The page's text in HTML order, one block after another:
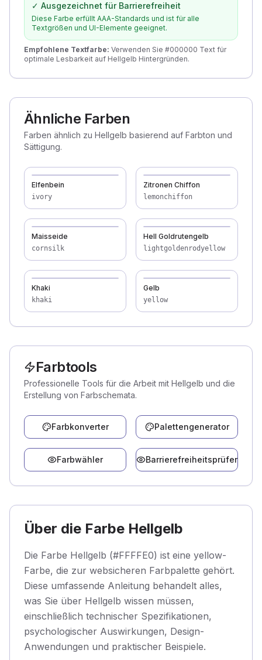
✓ Ausgezeichnet für Barrierefreiheit
Diese Farbe erfüllt AAA-Standards und ist für alle
Textgrößen und UI-Elemente geeignet.
Empfohlene Textfarbe: Verwenden Sie #000000 Text für
optimale Lesbarkeit auf Hellgelb Hintergründen.
Ähnliche Farben
Farben ähnlich zu Hellgelb basierend auf Farbton und
Sättigung.
Elfenbein
ivory
Zitronen Chiffon
lemonchiffon
Maisseide
cornsilk
Hell Goldrutengelb
lightgoldenrodyellow
Khaki
khaki
Gelb
yellow
Farbtools
Professionelle Tools für die Arbeit mit Hellgelb und die
Erstellung von Farbschemata.
Farbkonverter Palettengenerator
Farbwähler Barrierefreiheitsprüfer
Über die Farbe Hellgelb
Die Farbe Hellgelb (#FFFFE0) ist eine yellow-
Farbe, die zur websicheren Farbpalette gehört.
Diese umfassende Anleitung behandelt alles,
was Sie über Hellgelb wissen müssen,
einschließlich technischer Spezifikationen,
psychologischer Auswirkungen, Design-
Anwendungen und praktischer Beispiele.